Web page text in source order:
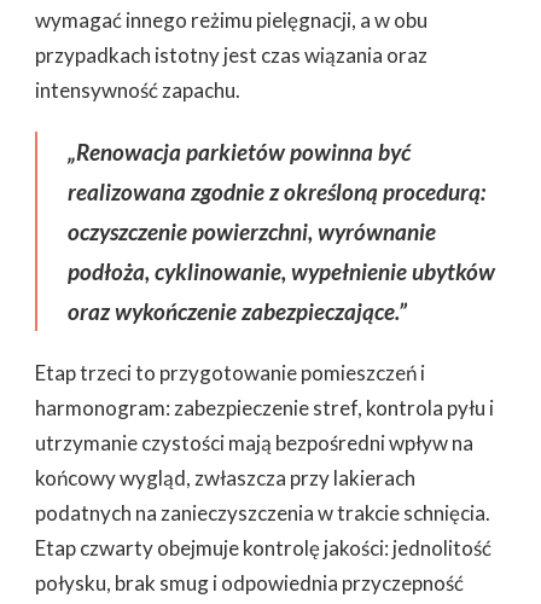
wymagać innego reżimu pielęgnacji, a w obu
przypadkach istotny jest czas wiązania oraz
intensywność zapachu.
„Renowacja parkietów powinna być
realizowana zgodnie z określoną procedurą:
oczyszczenie powierzchni, wyrównanie
podłoża, cyklinowanie, wypełnienie ubytków
oraz wykończenie zabezpieczające.”
Etap trzeci to przygotowanie pomieszczeń i
harmonogram: zabezpieczenie stref, kontrola pyłu i
utrzymanie czystości mają bezpośredni wpływ na
końcowy wygląd, zwłaszcza przy lakierach
podatnych na zanieczyszczenia w trakcie schnięcia.
Etap czwarty obejmuje kontrolę jakości: jednolitość
połysku, brak smug i odpowiednia przyczepność